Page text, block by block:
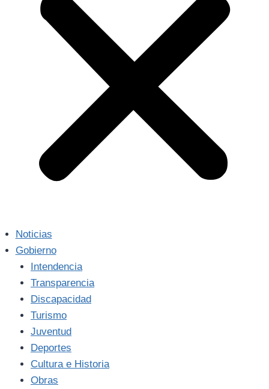
Noticias
Gobierno
Intendencia
Transparencia
Discapacidad
Turismo
Juventud
Deportes
Cultura e Historia
Obras